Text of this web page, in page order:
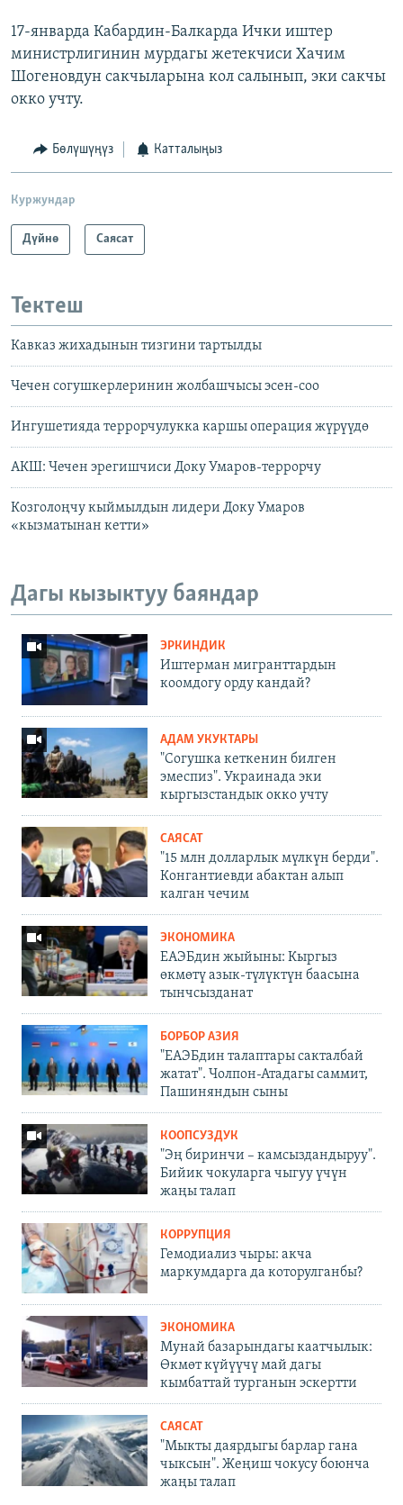
17-январда Кабардин-Балкарда Ички иштер
министрлигинин мурдагы жетекчиси Хачим
Шогеновдун сакчыларына кол салынып, эки сакчы
окко учту.
Бөлүшүңүз Катталыңыз
Куржундар
Дүйнө Саясат
Тектеш
Кавказ жихадынын тизгини тартылды
Чечен согушкерлеринин жолбашчысы эсен-соо
Ингушетияда террорчулукка каршы операция жүрүүдө
АКШ: Чечен эрегишчиси Доку Умаров-террорчу
Козголоңчу кыймылдын лидери Доку Умаров
«кызматынан кетти»
Дагы кызыктуу баяндар
ЭРКИНДИК
Иштерман мигранттардын
коомдогу орду кандай?
АДАМ УКУКТАРЫ
"Согушка кеткенин билген
эмеспиз". Украинада эки
кыргызстандык окко учту
САЯСАТ
"15 млн долларлык мүлкүн берди".
Конгантиевди абактан алып
калган чечим
ЭКОНОМИКА
ЕАЭБдин жыйыны: Кыргыз
өкмөтү азык-түлүктүн баасына
тынчсызданат
БОРБОР АЗИЯ
"ЕАЭБдин талаптары сакталбай
жатат". Чолпон-Атадагы саммит,
Пашиняндын сыны
КООПСУЗДУК
"Эң биринчи – камсыздандыруу".
Бийик чокуларга чыгуу үчүн
жаңы талап
КОРРУПЦИЯ
Гемодиализ чыры: акча
маркумдарга да которулганбы?
ЭКОНОМИКА
Мунай базарындагы каатчылык:
Өкмөт күйүүчү май дагы
кымбаттай турганын эскертти
САЯСАТ
"Мыкты даярдыгы барлар гана
чыксын". Жеңиш чокусу боюнча
жаңы талап